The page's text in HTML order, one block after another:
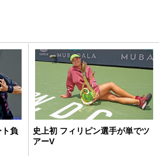
負
史上初 フィリピン選手が単でツ
アーV